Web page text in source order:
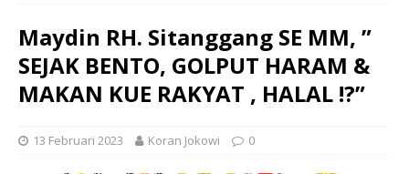
Maydin RH. Sitanggang SE MM, ”
SEJAK BENTO, GOLPUT HARAM &
MAKAN KUE RAKYAT , HALAL !?”
13 Februari 2023 Koran Jokowi 0